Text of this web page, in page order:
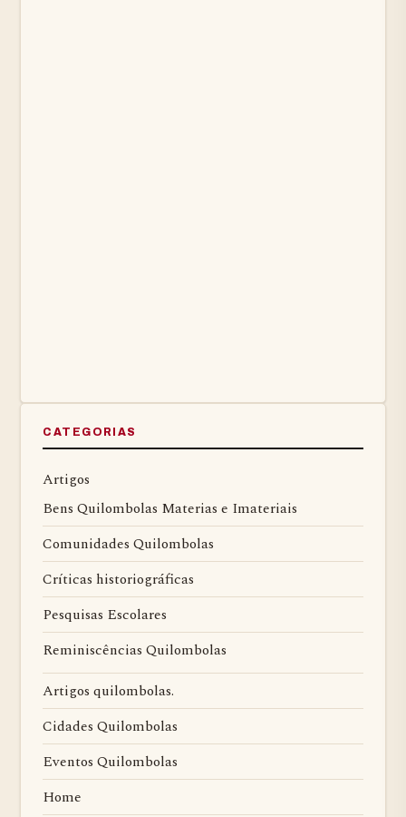
CATEGORIAS
Artigos
Bens Quilombolas Materias e Imateriais
Comunidades Quilombolas
Críticas historiográficas
Pesquisas Escolares
Reminiscências Quilombolas
Artigos quilombolas.
Cidades Quilombolas
Eventos Quilombolas
Home